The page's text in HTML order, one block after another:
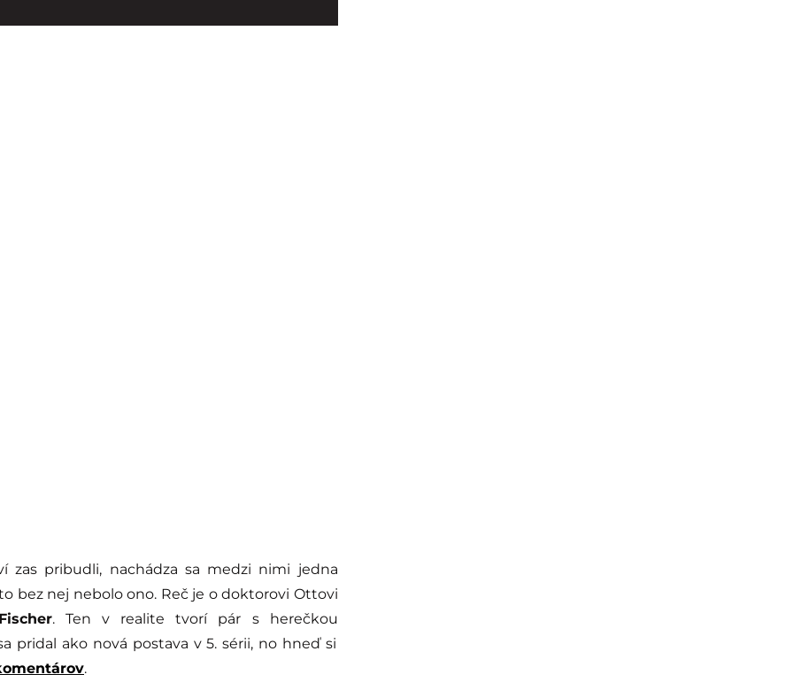
zas pribudli, nachádza sa medzi nimi jedna
bez nej nebolo ono. Reč je o doktorovi Ottovi
. Ten v realite tvorí pár s herečkou
pridal ako nová postava v 5. sérii, no hneď si
.